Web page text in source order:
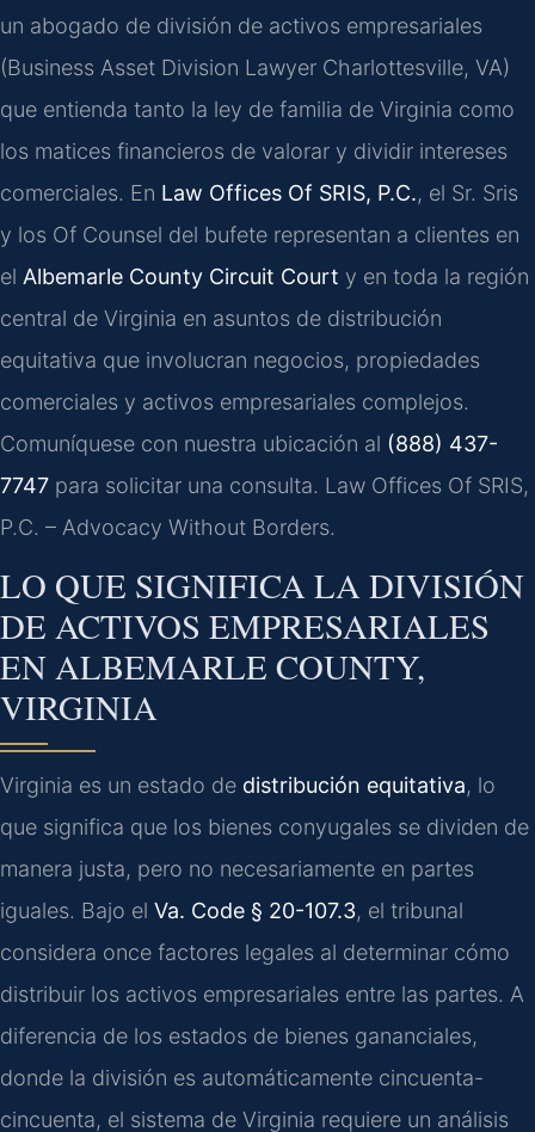
un abogado de división de activos empresariales
(Business Asset Division Lawyer Charlottesville, VA)
que entienda tanto la ley de familia de Virginia como
los matices financieros de valorar y dividir intereses
comerciales. En Law Offices Of SRIS, P.C., el Sr. Sris
y los Of Counsel del bufete representan a clientes en
el Albemarle County Circuit Court y en toda la región
central de Virginia en asuntos de distribución
equitativa que involucran negocios, propiedades
comerciales y activos empresariales complejos.
Comuníquese con nuestra ubicación al (888) 437-
7747 para solicitar una consulta. Law Offices Of SRIS,
P.C. – Advocacy Without Borders.
LO QUE SIGNIFICA LA DIVISIÓN
DE ACTIVOS EMPRESARIALES
EN ALBEMARLE COUNTY,
VIRGINIA
Virginia es un estado de distribución equitativa, lo
que significa que los bienes conyugales se dividen de
manera justa, pero no necesariamente en partes
iguales. Bajo el Va. Code § 20-107.3, el tribunal
considera once factores legales al determinar cómo
distribuir los activos empresariales entre las partes. A
diferencia de los estados de bienes gananciales,
donde la división es automáticamente cincuenta-
cincuenta, el sistema de Virginia requiere un análisis